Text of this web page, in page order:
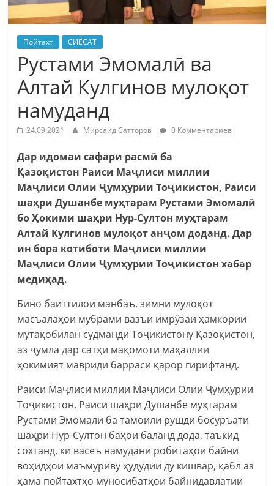
Пойтахт СИЁСАТ
Рустами Эмомалӣ ва
Алтай Кулгинов мулоқот
намуданд
24.09.2021 Мирсаид Сатторов 0 Комментариев
Дар идомаи сафари расмӣ ба
Қазоқистон Раиси Маҷлиси миллии
Маҷлиси Олии Ҷумҳурии Тоҷикистон, Раиси
шаҳри Душанбе муҳтарам Рустами Эмомалӣ
бо Ҳокими шаҳри Нур-Султон муҳтарам
Алтай Кулгинов мулоқот анҷом доданд. Дар
ин бора котиботи Маҷлиси миллии
Маҷлиси Олии Ҷумҳурии Тоҷикистон хабар
медиҳад.
Бино баиттилои манбаъ, зимни мулоқот
масъалаҳои мубрами вазъи имрўзаи ҳамкории
мутақобилан судманди Тоҷикистону Қазоқистон,
аз ҷумла дар сатҳи мақомоти маҳаллии
ҳокимият мавриди баррасӣ қарор гирифтанд.
Раиси Маҷлиси миллии Маҷлиси Олии Ҷумҳурии
Тоҷикистон, Раиси шаҳри Душанбе муҳтарам
Рустами Эмомалӣ ба тамоили рушди босуръати
шаҳри Нур-Султон баҳои баланд дода, таъкид
сохтанд, ки васеъ намудани робитаҳои байни
воҳидҳои маъмуриву ҳудудии ду кишвар, қабл аз
ҳама пойтахтҳо муносибатҳои байнидавлатии